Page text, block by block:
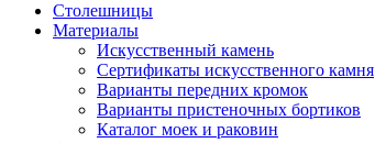
Столешницы
Материалы
Искусственный камень
Сертификаты искусственного камня
Варианты передних кромок
Варианты пристеночных бортиков
Каталог моек и раковин